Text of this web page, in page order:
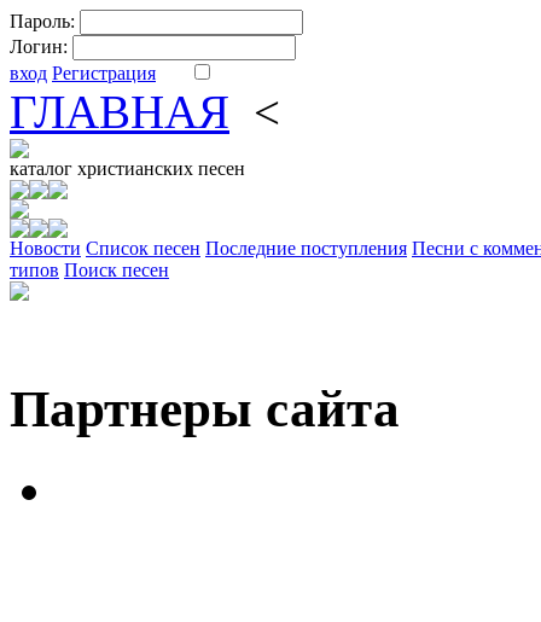
Пароль:
Логин:
вход Регистрация
ГЛАВНАЯ <
каталог христианских песен
Новости Cписок песен Последние поступления Песни с
типов Поиск песен
Партнеры сайта